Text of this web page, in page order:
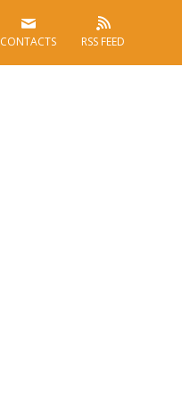
CONTACTS RSS FEED